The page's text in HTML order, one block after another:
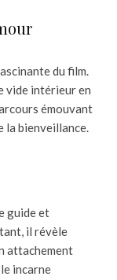
du film.
vide intérieur en
émouvant
la bienveillance.
guide et
il révèle
attachement
incarne